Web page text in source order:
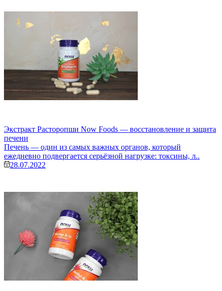
Экстракт Расторопши Now Foods — восстановление и защита
печени
Печень — один из самых важных органов, который
ежедневно подвергается серьёзной нагрузке: токсины, л..
28.07.2022